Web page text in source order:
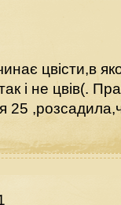
цвісти,в
і не цвів(.
25